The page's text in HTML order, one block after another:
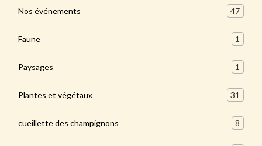
Nos événements 47
Faune 1
Paysages 1
Plantes et végétaux 31
cueillette des champignons 8